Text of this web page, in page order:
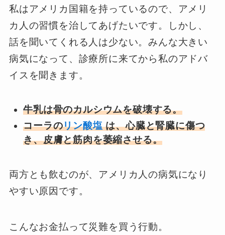
私はアメリカ国籍を持っているので、アメリ
カ人の習慣を治してあげたいです。しかし、
話を聞いてくれる人は少ない。みんな大きい
病気になって、診療所に来てから私のアドバ
イスを聞きます。
牛乳は骨のカルシウムを破壊する。
コーラのリン酸塩は、心臓と腎臓に傷つ
き、皮膚と筋肉を萎縮させる。
両方とも飲むのが、アメリカ人の病気になり
やすい原因です。
こんなお金払って災難を買う行動。